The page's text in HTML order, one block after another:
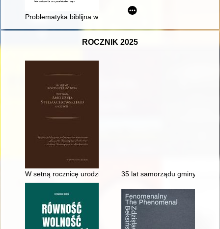
Problematyka biblijna w 'Katechizmie nieświeskim' Szymona
ROCZNIK 2025
W setną rocznicę urodzin Profesora Andrzeja35 lat samorządu gminy Solec-